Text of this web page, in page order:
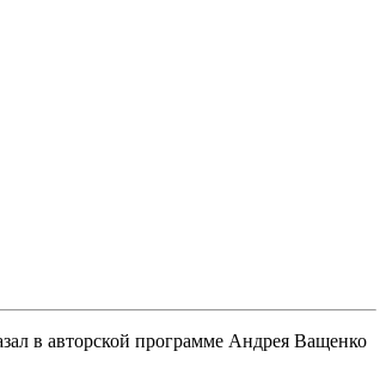
в авторской программе Андрея Ващенко